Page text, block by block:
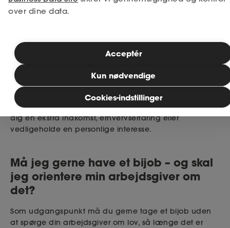
Bliv medlem
Ase Selvstændig
Publiceret: 14. april 2025
Hvad er et bijob?
Et bijob er en erhvervsmæssig beskæftigelse, du kan
have ved siden af dit primære job. Et bijob kan give
dig en ekstra indkomst, erhvervserfaring eller
vedligeholde en personlige interesse.
Må jeg gerne have et bijob – og skal
jeg orientere min arbejdsgiver om
det?
Som udgangspunkt må du gerne tage et bijob uden
at spørge din arbejdsgiver om lov, så længe det er
over dine data.
Cookies-indstillinger
Kun nødvendige
Acceptér